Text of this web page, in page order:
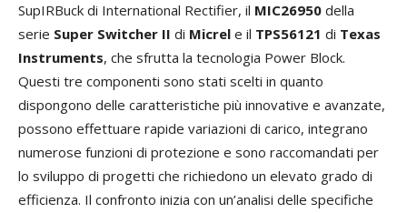
SupIRBuck di International Rectifier, il MIC26950 della
serie Super Switcher ΙΙ di Micrel e il TPS56121 di Texas
Instruments, che sfrutta la tecnologia Power Block.
Questi tre componenti sono stati scelti in quanto
dispongono delle caratteristiche più innovative e avanzate,
possono effettuare rapide variazioni di carico, integrano
numerose funzioni di protezione e sono raccomandati per
lo sviluppo di progetti che richiedono un elevato grado di
efficienza. Il confronto inizia con un’analisi delle specifiche